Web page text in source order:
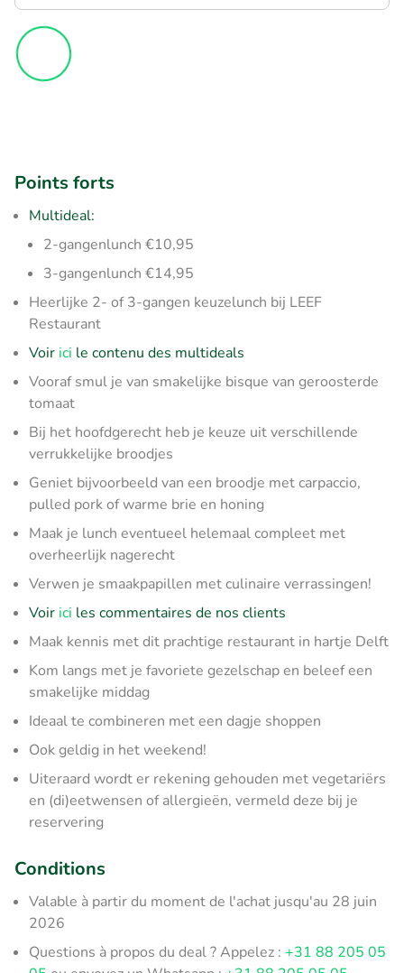
Points forts
Multideal:
2-gangenlunch €10,95
3-gangenlunch €14,95
Heerlijke 2- of 3-gangen keuzelunch bij LEEF
Restaurant
Voir ici le contenu des multideals
Vooraf smul je van smakelijke bisque van geroosterde
tomaat
Bij het hoofdgerecht heb je keuze uit verschillende
verrukkelijke broodjes
Geniet bijvoorbeeld van een broodje met carpaccio,
pulled pork of warme brie en honing
Maak je lunch eventueel helemaal compleet met
overheerlijk nagerecht
Verwen je smaakpapillen met culinaire verrassingen!
Voir ici les commentaires de nos clients
Maak kennis met dit prachtige restaurant in hartje Delft
Kom langs met je favoriete gezelschap en beleef een
smakelijke middag
Ideaal te combineren met een dagje shoppen
Ook geldig in het weekend!
Uiteraard wordt er rekening gehouden met vegetariërs
en (di)eetwensen of allergieën, vermeld deze bij je
reservering
Conditions
Valable à partir du moment de l'achat jusqu'au 28 juin
2026
Questions à propos du deal ? Appelez : +31 88 205 05